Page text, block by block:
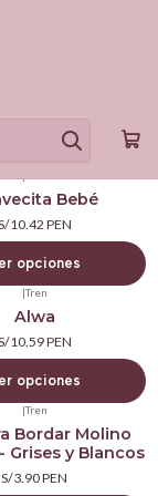
Bebé
10.42 PEN
opciones
|Tren
Alwa
10.59 PEN
opciones
|Tren
Bordar Molino
Grises y Blancos
S/3.90 PEN